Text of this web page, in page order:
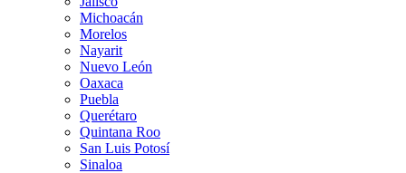
Michoacán
Morelos
Nayarit
Nuevo León
Oaxaca
Puebla
Querétaro
Quintana Roo
San Luis Potosí
Sinaloa